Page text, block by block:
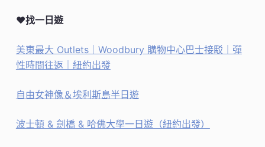
♥找一日遊
美東最大 Outlets｜Woodbury 購物中心巴士接駁｜彈
性時間往返｜紐約出發
自由女神像＆埃利斯島半日遊
波士頓 & 劍橋 & 哈佛大學一日遊（紐約出發）